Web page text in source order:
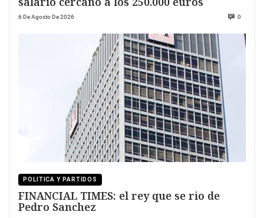
6 De Agosto De 2026 0
POLITICA Y PARTIDOS
FINANCIAL TIMES: el rey que se rio de
Pedro Sanchez